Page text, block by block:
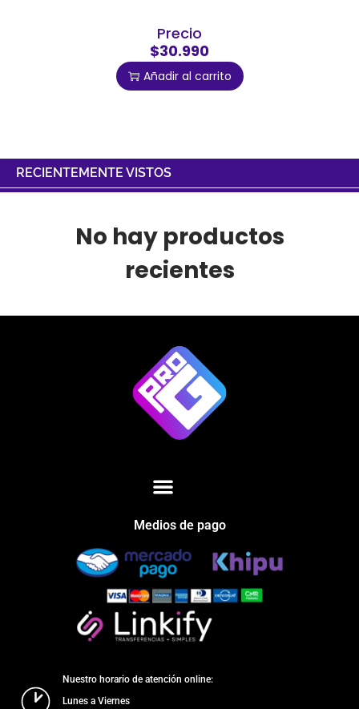
Precio
$30.990
Añadir al carrito
RECIENTEMENTE VISTOS
No hay productos
recientes
Medios de pago
Nuestro horario de atención online:
Lunes a Viernes